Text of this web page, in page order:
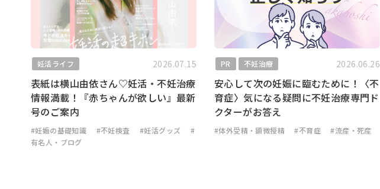
妊活ライフ 2026.07.15
表紙は横山由依さん♡妊活・不妊治療
情報満載！『赤ちゃんが欲しい』最新
号のご案内
#妊娠の基礎知識 #不妊検査 #妊活グッズ
#
有名人・ブログ
PR 不妊治療 2026.06.26
安心して次の妊娠に臨むために！〈不
育症〉気になる疑問に不妊治療専門ド
クターがお答え
#体外受精・顕微授精 #不育症 #流産・死産